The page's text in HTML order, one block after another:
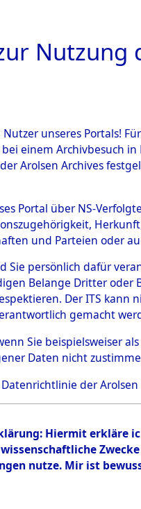
Dead -
Branch -
0059
Nutzung
unseres Portals!
einem Archivbesuch
Arolsen Archives
Portal über NS-
und Parteien oder
Sie persönlich dafür
Belange Dritter
Der ITS
gemacht
Sie beispielsweiser
Daten nicht
der Arolsen
Hiermit erkläre
nutze. Mir ist